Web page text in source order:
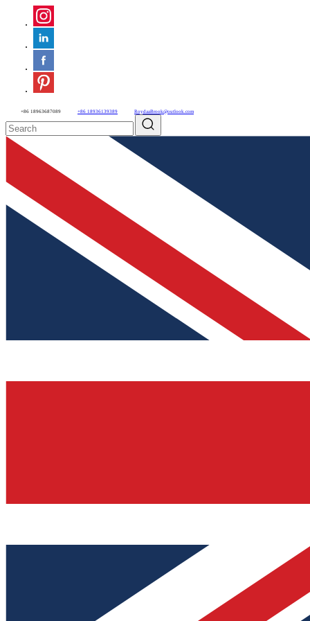
+86 18963687089 +86 18936139389 RoydaaBrook@outlook.com